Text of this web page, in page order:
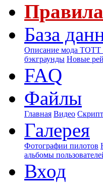
Правила
База
Описание мода ТОТТ
бэкграунды Новые
FAQ
Файлы
Главная Видео
Галерея
Фотографии пилотов
альбомы
Вход